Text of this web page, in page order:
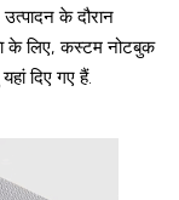
के दौरान
के लिए, कस्टम नोटबुक
दिए गए हैं.